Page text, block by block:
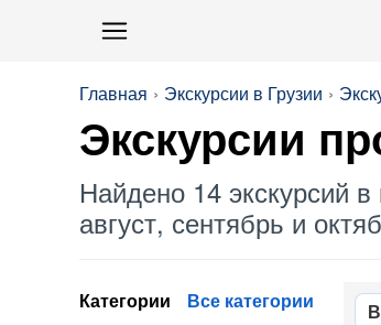
Главная Экскурсии в Грузии
Экскурсии
Найдено 14 экскурсий в
август, сентябрь и
Категории Все категории